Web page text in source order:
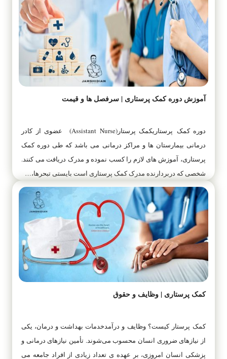
آموزش دوره کمک پرستاری | سرفصل ها و قیمت
دوره‌ کمک پرستاریکمک پرستار(Assistant Nurse) عضوی از کادر
درمانی بیمارستان ها و مراکز درمانی می باشد که طی دوره‌ کمک
پرستاری، آموزش های لازم را کسب نموده و مدرک دریافت می کنند.
شخصی که دربردارنده مدرک کمک پرستاری است بایستی تبحرها،…
کمک پرستاری | وظایف و حقوق
کمک پرستار کیست؟ وظایف و درآمدخدمات بهداشت و درمان، یکی
از نیازهای ضروری انسان محسوب می‌شوند. تأمین نیازهای درمانی و
پزشکی انسان امروزی، بر عهده ی تعداد زیادی از افراد جامعه می